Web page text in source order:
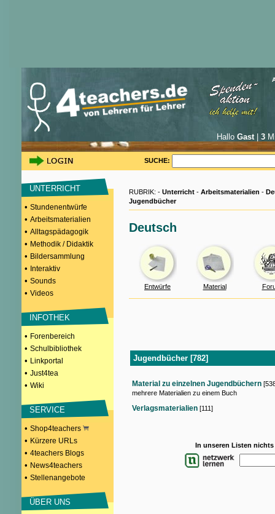
Hallo Gast| 3
SUCHE:
UNTERRICHT
• Stundenentwürfe
• Arbeitsmaterialien
• Alltagspädagogik
• Methodik / Didaktik
• Bildersammlung
• Interaktiv
• Sounds
• Videos
INFOTHEK
• Forenbereich
• Schulbibliothek
• Linkportal
• Just4tea
• Wiki
SERVICE
• Shop4teachers
• Kürzere URLs
• 4teachers Blogs
• News4teachers
• Stellenangebote
ÜBER UNS
RUBRIK: - Unterricht - Arbeitsmaterialien -
Jugendbücher
Deutsch
Entwürfe Material
Jugendbücher [782]
Material zu einzelnen Jugendbüchern
mehrere Materialien zu einem Buch
Verlagsmaterialien [111]
In unseren Listen